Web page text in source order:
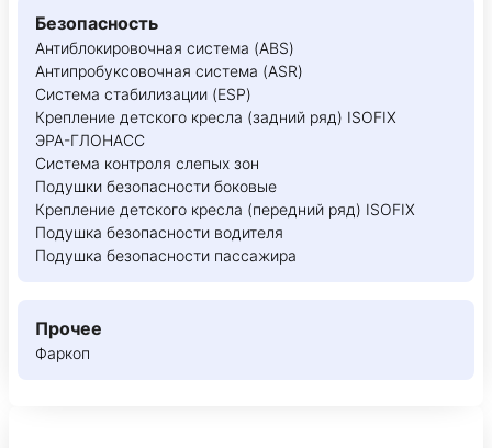
Безопасность
Антиблокировочная система (ABS)
Антипробуксовочная система (ASR)
Система стабилизации (ESP)
Крепление детского кресла (задний ряд) ISOFIX
ЭРА-ГЛОНАСС
Система контроля слепых зон
Подушки безопасности боковые
Крепление детского кресла (передний ряд) ISOFIX
Подушка безопасности водителя
Подушка безопасности пассажира
Прочее
Фаркоп